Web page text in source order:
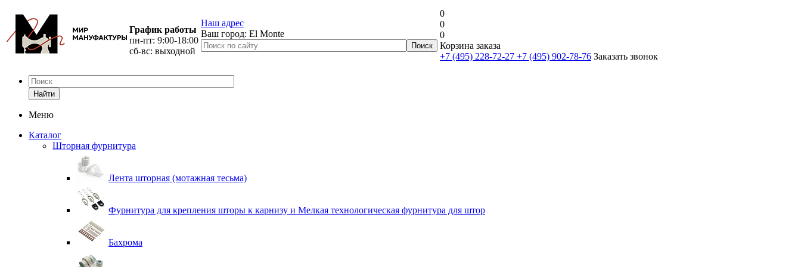
График работы
пн-пт: 9:00-18:00
сб-вс: выходной
Наш адрес
Ваш город: El Monte
0
0
0
Корзина заказа
+7 (495) 228-72-27 +7 (495) 902-78-76 Заказать звонок
Найти
Меню
Каталог
Шторная фурнитура
Лента шторная (мотажная тесьма)
Фурнитура для крепления шторы к карнизу и Мелкая технологическая фурнитура для штор
Бахрома